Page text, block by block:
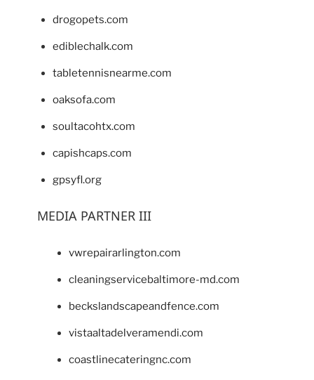
drogopets.com
ediblechalk.com
tabletennisnearme.com
oaksofa.com
soultacohtx.com
capishcaps.com
gpsyfl.org
MEDIA PARTNER III
vwrepairarlington.com
cleaningservicebaltimore-md.com
beckslandscapeandfence.com
vistaaltadelveramendi.com
coastlinecateringnc.com